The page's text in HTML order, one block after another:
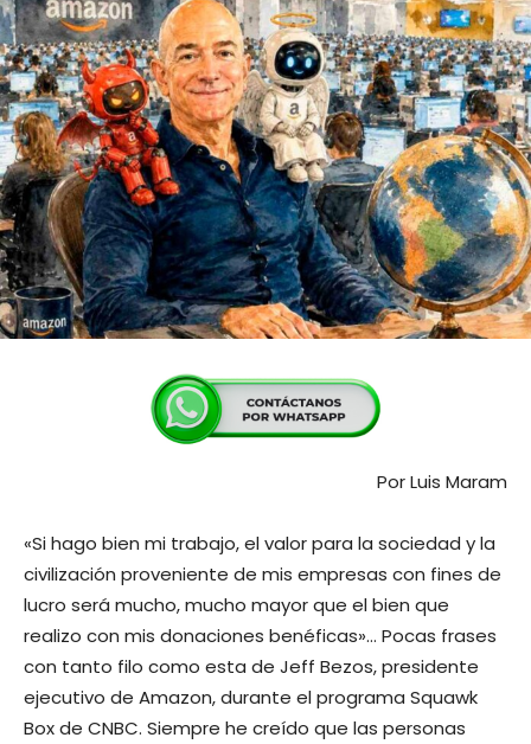
Por Luis Maram
«Si hago bien mi trabajo, el valor para la sociedad y la
civilización proveniente de mis empresas con fines de
lucro será mucho, mucho mayor que el bien que
realizo con mis donaciones benéficas»… Pocas frases
con tanto filo como esta de Jeff Bezos, presidente
ejecutivo de Amazon, durante el programa Squawk
Box de CNBC. Siempre he creído que las personas